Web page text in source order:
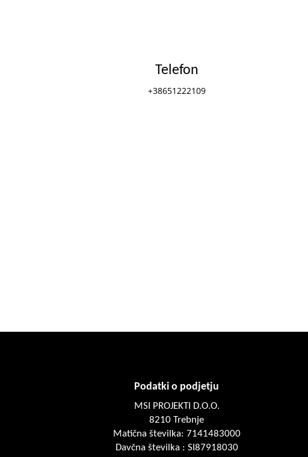
Telefon
+38651222109
Podatki o podjetju
MSI PROJEKTI D.O.O.
8210 Trebnje
Matična številka: 7141483000
Davčna številka : SI87918030